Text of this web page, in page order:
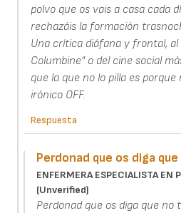
polvo que os vais a casa cada
rechazáis la formación
Una crítica diáfana y frontal,
Columbine" o del cine social
que la que no lo pilla es porque
irónico OFF.
Respuesta
Perdonad que os diga que
ENFERMERA ESPECIALISTA EN
(unverified)
Perdonad que os diga que no